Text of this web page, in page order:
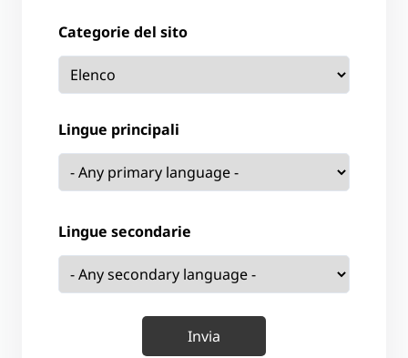
Categorie del sito
Lingue principali
Lingue secondarie